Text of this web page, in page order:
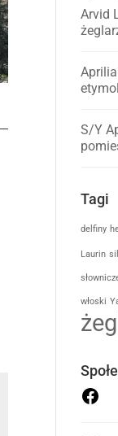
Arvid
S/Y
Tagi
delfiny
Laurin
włoski